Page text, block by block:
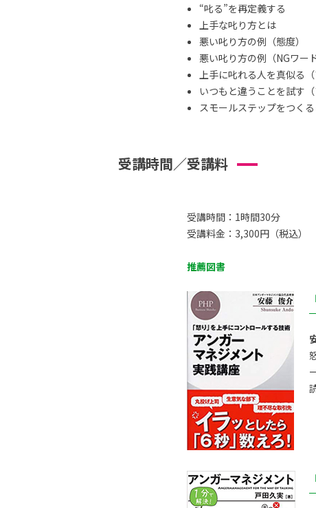
“叱る”を再定義する
上手な叱り方とは
悪い叱り方の例（態度）
悪い叱り方の例（NGワード
上手に叱れる人を真似る（
いつもと違うことを試す（
スモールステップをつく
受講時間／受講料
受講時間：1時間30分
受講料金：3,300円（税込）
推薦図書